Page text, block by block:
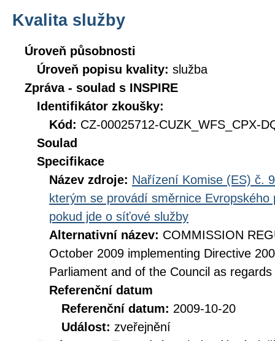
Kvalita služby
Úroveň působnosti
Úroveň popisu kvality: služba
Zpráva - soulad s INSPIRE
Identifikátor zkoušky:
Kód: CZ-00025712-CUZK_WFS_CPX-
Soulad
Specifikace
Název zdroje: Nařízení Komise (ES) č.
kterým se provádí směrnice
pokud jde o síťové služby
Alternativní název: COMMISSION
October 2009 implementing Directive
Parliament and of the Council as
Referenční datum
Referenční datum: 2009-10-20
Událost: zveřejnění